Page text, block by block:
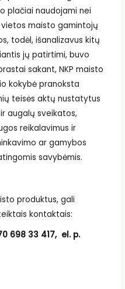
plačiai naudojami nei
vietos maisto gamintojų
todėl, išanalizavus kitų
jų patirtimi, buvo
sakant, NKP maisto
kokybė pranoksta
teisės aktų nustatytus
augalų sveikatos,
reikalavimus ir
ar gamybos
savybėmis.
produktus, gali
kontaktais:
698 33 417, el. p.